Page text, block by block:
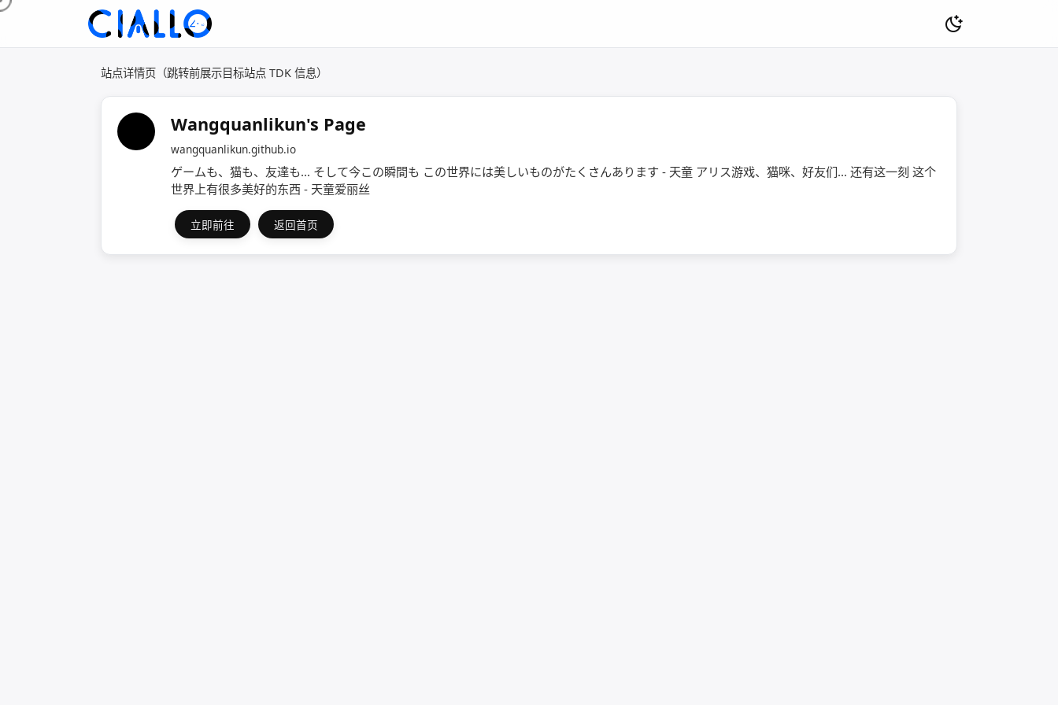
站点详情页（跳转前展示目标站点 TDK 信息）
Wangquanlikun's Page
wangquanlikun.github.io
ゲームも、猫も、友達も… そして今この瞬間も この世界には美しいものがたくさんあります - 天童 アリス游戏、猫咪、好友们… 还有这一刻 这个
世界上有很多美好的东西 - 天童爱丽丝
立即前往 返回首页